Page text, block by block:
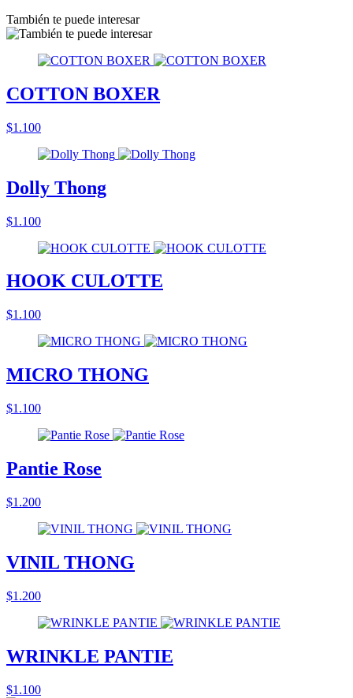
También te puede interesar
COTTON BOXER
$1.100
Dolly Thong
$1.100
HOOK CULOTTE
$1.100
MICRO THONG
$1.100
Pantie Rose
$1.200
VINIL THONG
$1.200
WRINKLE PANTIE
$1.100